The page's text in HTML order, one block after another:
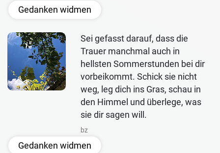
Gedanken widmen
Sei gefasst darauf, dass die
Trauer manchmal auch in
hellsten Sommerstunden bei dir
vorbeikommt. Schick sie nicht
weg, leg dich ins Gras, schau in
den Himmel und überlege, was
sie dir sagen will.
bz
Gedanken widmen